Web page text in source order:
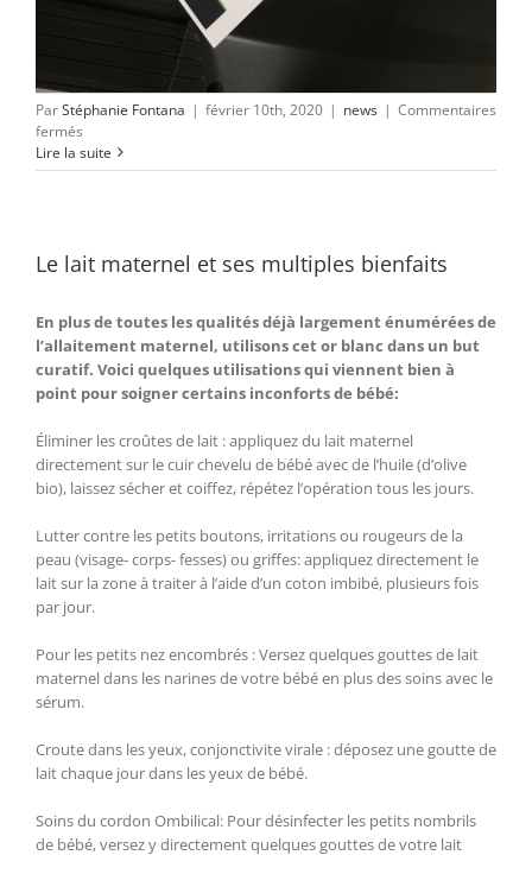
ParStéphanie Fontana | février 10th, 2020 | news | Commentaires
fermés
la
course
aubaine!
Lire la suite
Le lait maternel et ses multiples bienfaits
En plus de toutes les qualités déjà largement énumérées de
l’allaitement maternel, utilisons cet or blanc dans un but
curatif. Voici quelques utilisations qui viennent bien à
point pour soigner certains inconforts de bébé:
Éliminer les croûtes de lait : appliquez du lait maternel
directement sur le cuir chevelu de bébé avec de l’huile (d’olive
bio), laissez sécher et coiffez, répétez l’opération tous les jours.
Lutter contre les petits boutons, irritations ou rougeurs de la
peau (visage- corps- fesses) ou griffes: appliquez directement le
lait sur la zone à traiter à l’aide d’un coton imbibé, plusieurs fois
par jour.
Pour les petits nez encombrés : Versez quelques gouttes de lait
maternel dans les narines de votre bébé en plus des soins avec le
sérum.
Croute dans les yeux, conjonctivite virale : déposez une goutte de
lait chaque jour dans les yeux de bébé.
Soins du cordon Ombilical: Pour désinfecter les petits nombrils
de bébé, versez y directement quelques gouttes de votre lait